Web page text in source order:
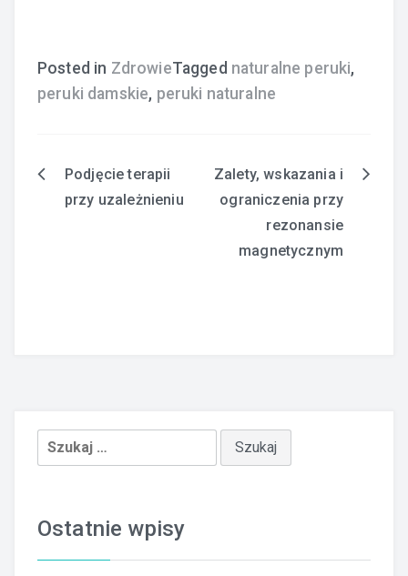
Posted in ZdrowieTagged naturalne peruki,
peruki damskie, peruki naturalne
Nawigacja
Podjęcie terapii
przy uzależnieniu
Zalety, wskazania i
ograniczenia przy
rezonansie
magnetycznym
Szukaj:
Ostatnie wpisy